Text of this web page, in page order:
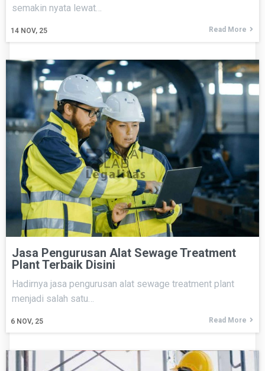
14 NOV, 25
semakin nyata lewat…
Read More
Jasa Pengurusan Alat Sewage Treatment
Plant Terbaik Disini
6 NOV, 25
Hadirnya jasa pengurusan alat sewage treatment plant
menjadi salah satu…
Read More